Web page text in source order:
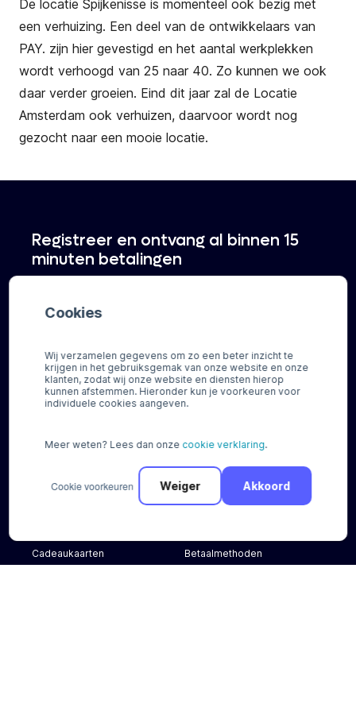
Cookies
Wij verzamelen gegevens om zo een beter inzicht te
krijgen in het gebruiksgemak van onze website en onze
klanten, zodat wij onze website en diensten hierop
kunnen afstemmen. Hieronder kun je voorkeuren voor
individuele cookies aangeven.
Meer weten? Lees dan onze cookie verklaring.
Cookie voorkeuren Akkoord
Weiger
De locatie Spijkenisse is momenteel ook bezig met
een verhuizing. Een deel van de ontwikkelaars van
PAY. zijn hier gevestigd en het aantal werkplekken
wordt verhoogd van 25 naar 40. Zo kunnen we ook
daar verder groeien. Eind dit jaar zal de Locatie
Amsterdam ook verhuizen, daarvoor wordt nog
gezocht naar een mooie locatie.
Registreer en ontvang al binnen 15
minuten betalingen
Registreren
Betaalscanaanvragen
Regio gebonden
Cadeaukaarten
Integratie partners
Betaalmethoden